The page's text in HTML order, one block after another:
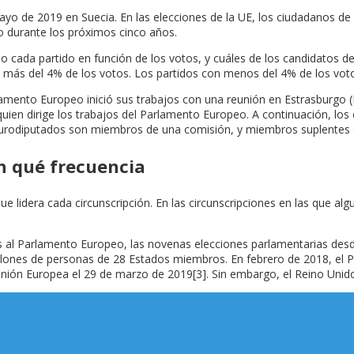
de 2019 en Suecia. En las elecciones de la UE, los ciudadanos
durante los próximos cinco años.
cada partido en función de los votos, y cuáles de los candidatos
del 4% de los votos. Los partidos con menos del 4% de los
Europeo inició sus trabajos con una reunión en
dirige los trabajos del Parlamento Europeo. A continuación,
son miembros de una comisión, y miembros suplentes
qué frecuencia
lidera cada circunscripción. En las circunscripciones en las que
Parlamento Europeo, las novenas elecciones parlamentarias
de personas de 28 Estados miembros. En febrero de 2018,
Europea el 29 de marzo de 2019[3]. Sin embargo, el Reino